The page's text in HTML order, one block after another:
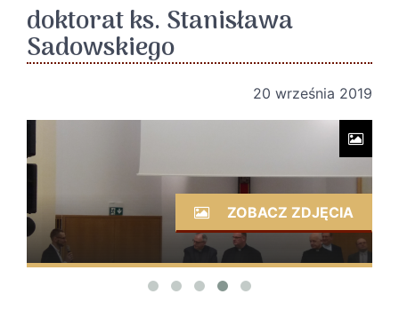
doktorat ks. Stanisława
Sadowskiego
20 września 2019
ZOBACZ ZDJĘCIA